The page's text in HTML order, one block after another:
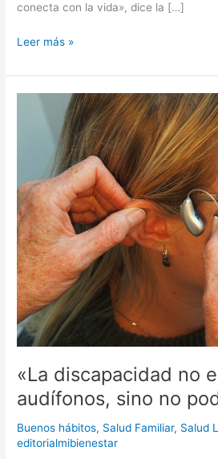
conecta con la vida», dice la […]
Leer más »
«La discapacidad no
audífonos, sino no
Buenos hábitos, Salud Familiar, Salud
editorialmibienestar
discapacidad
audífonos,
sino
no
poder
escuchar»